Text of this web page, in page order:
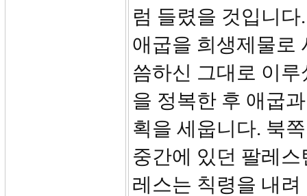
럼 들렸을 것입니
애굽을 희생제물로
씀하신 그대로 이
을 정복한 후 애굽
획을 세웁니다. 북
중간에 있던 팔레
레스는 칙령을 내